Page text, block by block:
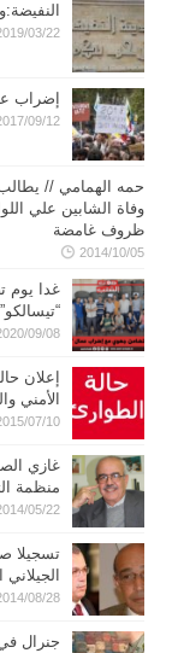
03/22
إضراب
09/12
حمه الهمامي //
وفاة الشابين علي
ظروف غامضة
2014/10/05
غدا يوم
“تيسالكو”
09/08
إعلان
الأمني
07/10
غازي
منظمة
05/22
تسجيلا
08/28
جنرال